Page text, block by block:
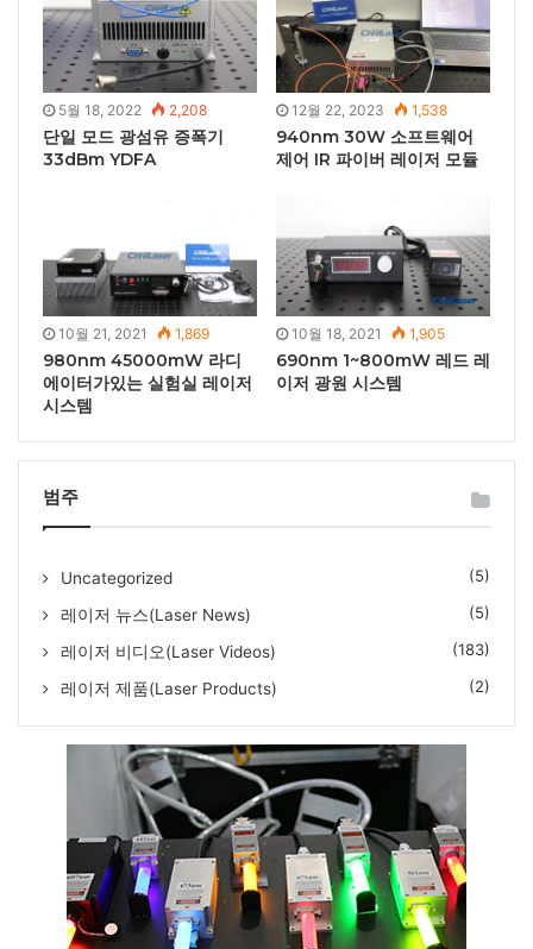
5월 18, 2022 2,208
단일 모드 광섬유 증폭기
33dBm YDFA
12월 22, 2023 1,538
940nm 30W 소프트웨어
제어 IR 파이버 레이저 모듈
10월 21, 2021 1,869
980nm 45000mW 라디
에이터가있는 실험실 레이저
시스템
10월 18, 2021 1,905
690nm 1~800mW 레드 레
이저 광원 시스템
범주
Uncategorized (5)
레이저 뉴스(Laser News) (5)
레이저 비디오(Laser Videos) (183)
레이저 제품(Laser Products) (2)